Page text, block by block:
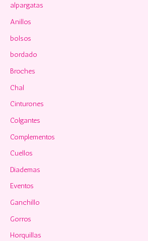
r
p
o
r
alpargatas
Anillos
bolsos
bordado
Broches
Chal
Cinturones
Colgantes
Complementos
Cuellos
Diademas
Eventos
Ganchillo
Gorros
Horquillas